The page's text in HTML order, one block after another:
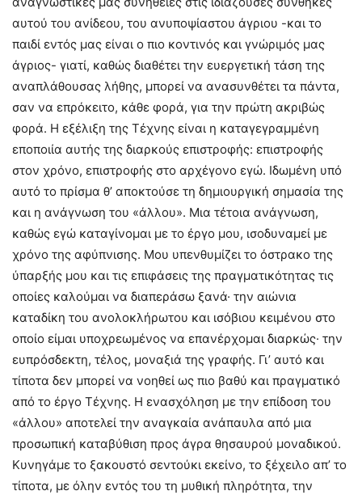
αυτού του ανίδεου, του ανυποψίαστου άγριου -και το
παιδί εντός μας είναι ο πιο κοντινός και γνώριμός μας
άγριος- γιατί, καθώς διαθέτει την ευεργετική τάση της
αναπλάθουσας λήθης, μπορεί να ανασυνθέτει τα πάντα,
σαν να επρόκειτο, κάθε φορά, για την πρώτη ακριβώς
φορά. Η εξέλιξη της Τέχνης είναι η καταγεγραμμένη
εποποιία αυτής της διαρκούς επιστροφής: επιστροφής
στον χρόνο, επιστροφής στο αρχέγονο εγώ. Ιδωμένη υπό
αυτό το πρίσμα θ’ αποκτούσε τη δημιουργική σημασία της
και η ανάγνωση του «άλλου». Μια τέτοια ανάγνωση,
καθώς εγώ καταγίνομαι με το έργο μου, ισοδυναμεί με
χρόνο της αφύπνισης. Μου υπενθυμίζει το όστρακο της
ύπαρξής μου και τις επιφάσεις της πραγματικότητας τις
οποίες καλούμαι να διαπεράσω ξανά· την αιώνια
καταδίκη του ανολοκλήρωτου και ισόβιου κειμένου στο
οποίο είμαι υποχρεωμένος να επανέρχομαι διαρκώς· την
ευπρόσδεκτη, τέλος, μοναξιά της γραφής. Γι’ αυτό και
τίποτα δεν μπορεί να νοηθεί ως πιο βαθύ και πραγματικό
από το έργο Τέχνης. Η ενασχόληση με την επίδοση του
«άλλου» αποτελεί την αναγκαία ανάπαυλα από μια
προσωπική καταβύθιση προς άγρα θησαυρού μοναδικού.
Κυνηγάμε το ξακουστό σεντούκι εκείνο, το ξέχειλο απ’ το
τίποτα, με όλην εντός του τη μυθική πληρότητα, την